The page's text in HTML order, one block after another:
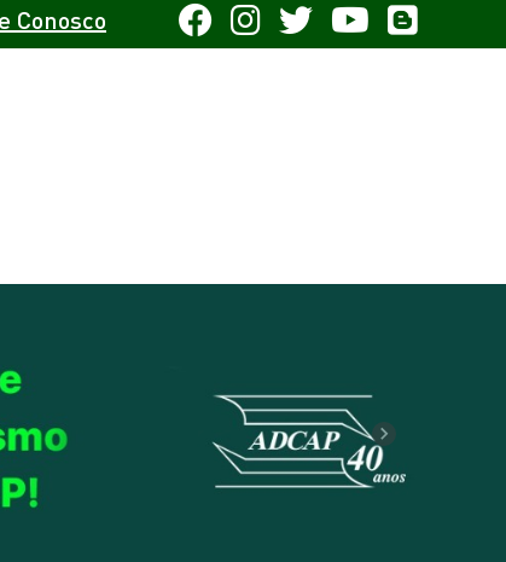
Conosco
Next